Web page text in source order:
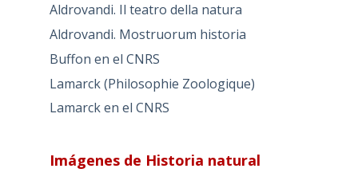
Aldrovandi. Il teatro della natura
Aldrovandi. Mostruorum historia
Buffon en el CNRS
Lamarck (Philosophie Zoologique)
Lamarck en el CNRS
Imágenes de Historia natural